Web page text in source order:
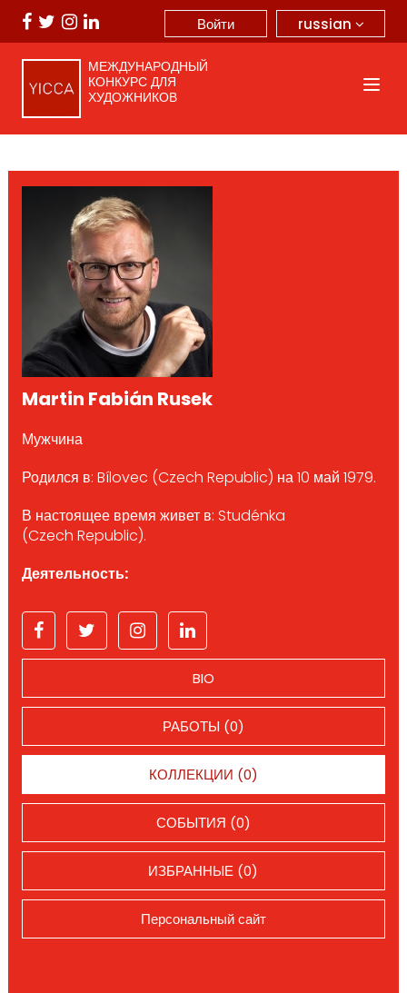
russian
Войти
МЕЖДУНАРОДНЫЙ
КОНКУРС ДЛЯ
ХУДОЖНИКОВ
Martin Fabián Rusek
Мужчина
Родился в: Bílovec (Czech Republic) на 10 май 1979.
В настоящее время живет в: Studénka
(Czech Republic).
Деятельность:
BIO
РАБОТЫ (0)
КОЛЛЕКЦИИ (0)
СОБЫТИЯ (0)
ИЗБРАННЫЕ (0)
Персональный сайт